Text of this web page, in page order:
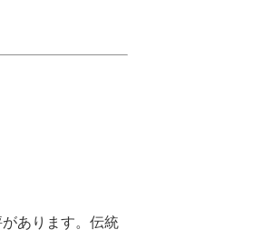
あります。伝統